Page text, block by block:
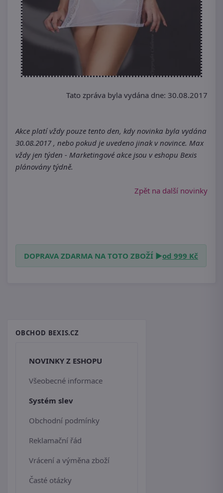
Tato zpráva byla vydána dne: 30.08.2017
Akce platí vždy pouze tento den, kdy novinka byla vydána
30.08.2017 , nebo pokud je uvedeno jinak v novince. Max
vždy jen týden - Marketingové akce jsou v eshopu Bexis
plánovány týdně.
Zpět na další novinky
DOPRAVA ZDARMA NA TOTO ZBOŽÍ ►od 999 Kč
OBCHOD BEXIS.CZ
NOVINKY Z ESHOPU
Všeobecné informace
Systém slev
Obchodní podmínky
Reklamační řád
Vrácení a výměna zboží
Časté otázky